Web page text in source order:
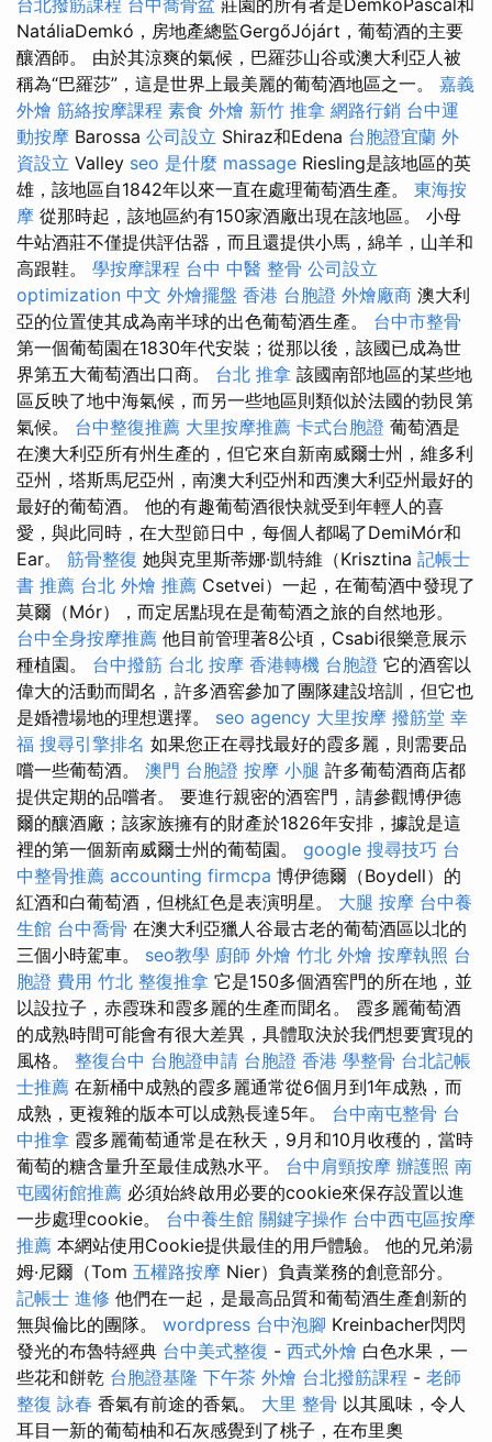
台北撥筋課程 台中喬骨盆 莊園的所有者是DemkóPascal和
NatáliaDemkó，房地產總監GergőJójárt，葡萄酒的主要
釀酒師。 由於其涼爽的氣候，巴羅莎山谷或澳大利亞人被
稱為“巴羅莎”，這是世界上最美麗的葡萄酒地區之一。 嘉義
外燴 筋絡按摩課程 素食 外燴 新竹 推拿 網路行銷 台中運
動按摩 Barossa 公司設立 Shiraz和Edena 台胞證宜蘭 外
資設立 Valley seo 是什麼 massage Riesling是該地區的英
雄，該地區自1842年以來一直在處理葡萄酒生產。 東海按
摩 從那時起，該地區約有150家酒廠出現在該地區。 小母
牛站酒莊不僅提供評估器，而且還提供小馬，綿羊，山羊和
高跟鞋。 學按摩課程 台中 中醫 整骨 公司設立
optimization 中文 外燴擺盤 香港 台胞證 外燴廠商 澳大利
亞的位置使其成為南半球的出色葡萄酒生產。 台中市整骨
第一個葡萄園在1830年代安裝；從那以後，該國已成為世
界第五大葡萄酒出口商。 台北 推拿 該國南部地區的某些地
區反映了地中海氣候，而另一些地區則類似於法國的勃艮第
氣候。 台中整復推薦 大里按摩推薦 卡式台胞證 葡萄酒是
在澳大利亞所有州生產的，但它來自新南威爾士州，維多利
亞州，塔斯馬尼亞州，南澳大利亞州和西澳大利亞州最好的
最好的葡萄酒。 他的有趣葡萄酒很快就受到年輕人的喜
愛，與此同時，在大型節日中，每個人都喝了DemiMór和
Ear。 筋骨整復 她與克里斯蒂娜·凱特維（Krisztina 記帳士
書 推薦 台北 外燴 推薦 Csetvei）一起，在葡萄酒中發現了
莫爾（Mór），而定居點現在是葡萄酒之旅的自然地形。
台中全身按摩推薦 他目前管理著8公頃，Csabi很樂意展示
種植園。 台中撥筋 台北 按摩 香港轉機 台胞證 它的酒窖以
偉大的活動而聞名，許多酒窖參加了團隊建設培訓，但它也
是婚禮場地的理想選擇。 seo agency 大里按摩 撥筋堂 幸
福 搜尋引擎排名 如果您正在尋找最好的霞多麗，則需要品
嚐一些葡萄酒。 澳門 台胞證 按摩 小腿 許多葡萄酒商店都
提供定期的品嚐者。 要進行親密的酒窖門，請參觀博伊德
爾的釀酒廠；該家族擁有的財產於1826年安排，據說是這
裡的第一個新南威爾士州的葡萄園。 google 搜尋技巧 台
中整骨推薦 accounting firmcpa 博伊德爾（Boydell）的
紅酒和白葡萄酒，但桃紅色是表演明星。 大腿 按摩 台中養
生館 台中喬骨 在澳大利亞獵人谷最古老的葡萄酒區以北的
三個小時駕車。 seo教學 廚師 外燴 竹北 外燴 按摩執照 台
胞證 費用 竹北 整復推拿 它是150多個酒窖門的所在地，並
以設拉子，赤霞珠和霞多麗的生產而聞名。 霞多麗葡萄酒
的成熟時間可能會有很大差異，具體取決於我們想要實現的
風格。 整復台中 台胞證申請 台胞證 香港 學整骨 台北記帳
士推薦 在新桶中成熟的霞多麗通常從6個月到1年成熟，而
成熟，更複雜的版本可以成熟長達5年。 台中南屯整骨 台
中推拿 霞多麗葡萄通常是在秋天，9月和10月收穫的，當時
葡萄的糖含量升至最佳成熟水平。 台中肩頸按摩 辦護照 南
屯國術館推薦 必須始終啟用必要的cookie來保存設置以進
一步處理cookie。 台中養生館 關鍵字操作 台中西屯區按摩
推薦 本網站使用Cookie提供最佳的用戶體驗。 他的兄弟湯
姆·尼爾（Tom 五權路按摩 Nier）負責業務的創意部分。
記帳士 進修 他們在一起，是最高品質和葡萄酒生產創新的
無與倫比的團隊。 wordpress 台中泡腳 Kreinbacher閃閃
發光的布魯特經典 台中美式整復 - 西式外燴 白色水果，一
些花和餅乾 台胞證基隆 下午茶 外燴 台北撥筋課程 - 老師
整復 詠春 香氣有前途的香氣。 大里 整骨 以其風味，令人
耳目一新的葡萄柚和石灰感覺到了桃子，在布里奧